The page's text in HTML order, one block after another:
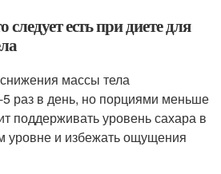
есть при диете для
массы тела
5 раз в день, но порциями меньше
поддерживать уровень сахара в
уровне и избежать ощущения